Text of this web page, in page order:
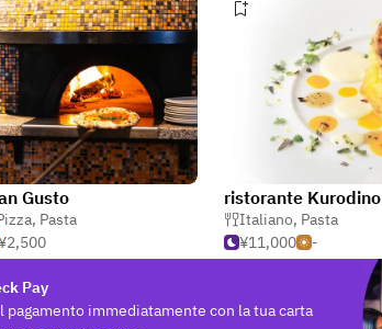
Gusto
, Pasta
ristorante Kurodino
Italiano, Pasta
¥11,000
-
Pay
pagamento immediatamente con la tua carta